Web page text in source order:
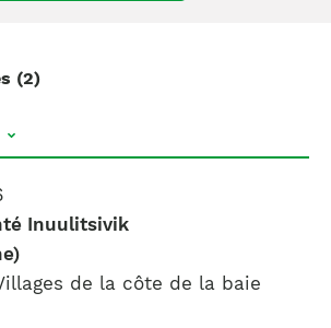
(2)
Inuulitsivik
de la côte de la baie